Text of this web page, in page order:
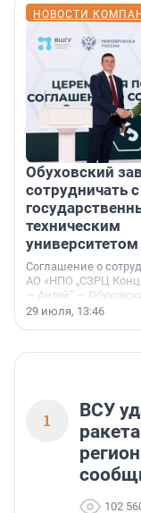
НОВОСТИ
Обуховский
сотрудничать
техническим
университетом
Соглашение о
АО «НПО „СЗРЦ
— Антей“ —
ФГБОУ ВО «Ижевский
Калашникова»
подписано 17 июля
Ситуационном
29 июля, 13:46
1
ВСУ
102